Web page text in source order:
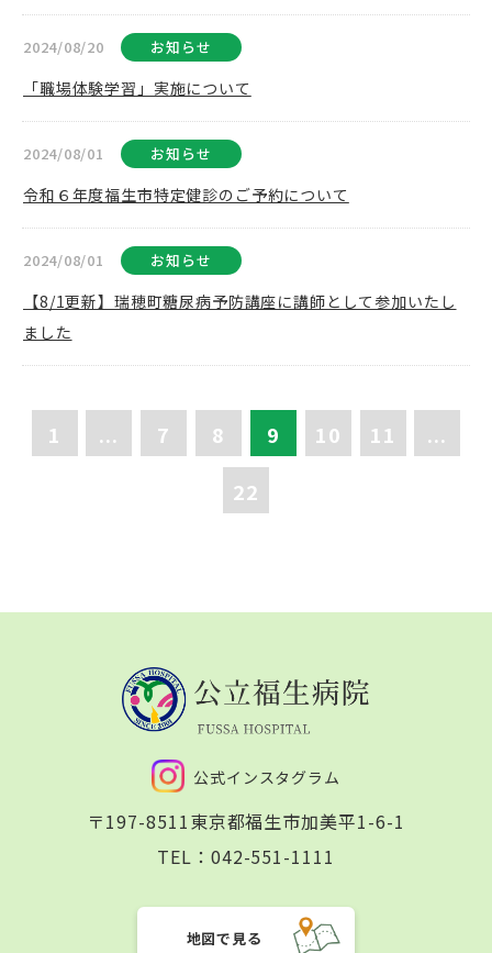
2024/08/20 お知らせ
「職場体験学習」実施について
2024/08/01 お知らせ
令和６年度福生市特定健診のご予約について
2024/08/01 お知らせ
【8/1更新】瑞穂町糖尿病予防講座に講師として参加いたし
ました
1 ... 7 8 9 10 11
...
22
公式インスタグラム
〒197-8511東京都福生市加美平1-6-1
TEL： 042-551-1111
地図で見る